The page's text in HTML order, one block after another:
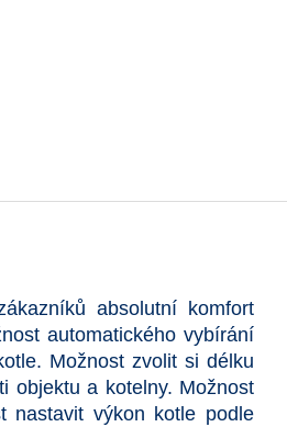
absolutní komfort
automatického vybírání
Možnost zvolit si délku
objektu a kotelny. Možnost
nastavit výkon kotle podle